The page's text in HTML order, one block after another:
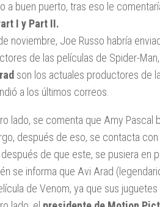
a buen puerto, tras eso le
I y Part II.
noviembre, Joe Russo habría
de las películas de Spider-
son los actuales productores de
a los últimos correos.
lado, se comenta que Amy Pascal
después de eso, se contacta
después de que este, se pusiera en
se informa que Avi Arad
de Venom, ya que sus